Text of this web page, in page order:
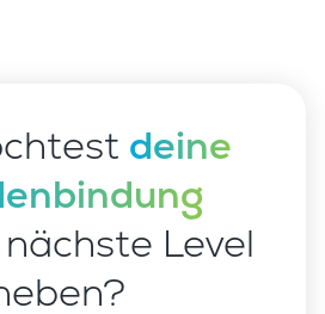
deine
Level